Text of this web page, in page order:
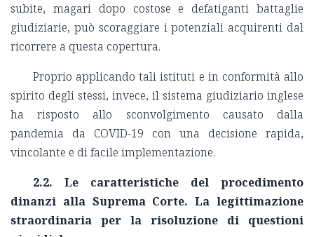
subite, magari dopo costose e defatiganti battaglie
giudiziarie, può scoraggiare i potenziali acquirenti dal
ricorrere a questa copertura.
Proprio applicando tali istituti e in conformità allo
spirito degli stessi, invece, il sistema giudiziario inglese
ha risposto allo sconvolgimento causato dalla
pandemia da COVID-19 con una decisione rapida,
vincolante e di facile implementazione.
2.2. Le caratteristiche del procedimento
dinanzi alla Suprema Corte. La legittimazione
straordinaria per la risoluzione di questioni